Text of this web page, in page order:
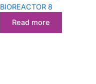
BIOREACTOR 8
Read more